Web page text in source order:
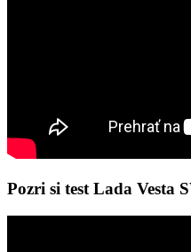
Pozri si test Lada Vesta